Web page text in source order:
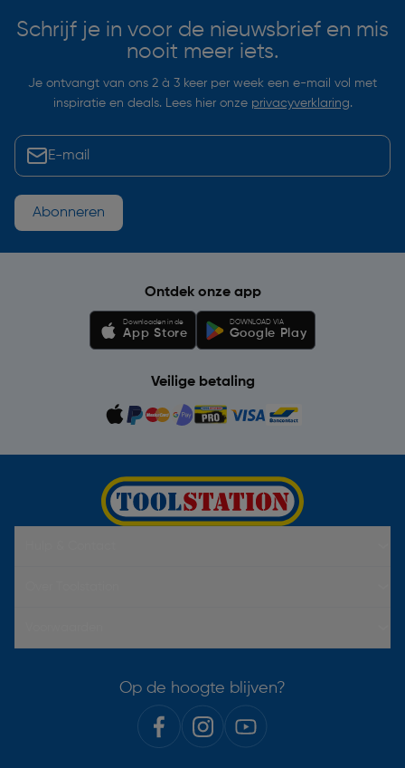
Schrijf je in voor de nieuwsbrief en mis
nooit meer iets.
Je ontvangt van ons 2 à 3 keer per week een e-mail vol met
inspiratie en deals. Lees hier onze privacyverklaring.
Abonneren
Ontdek onze app
Downloaden in de
App Store
DOWNLOAD VIA
Google Play
Veilige betaling
Op de hoogte blijven?